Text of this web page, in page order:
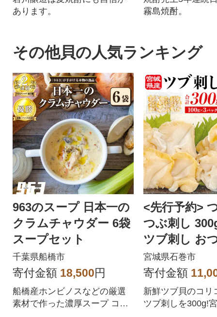
あります。
霧島焼酎。
その他貝の人気ランキング
963のスープ 日本一の
クラムチャウダー 6袋
スープセット
千葉県船橋市
寄付金額 18,500円
船橋産ホンビノスなどの厳選
素材で作った濃厚スープ コク
<先行予約>
つぶ刺し
ツブ刺し お
単調理 小分
宮城県石巻市
寄付金額
新鮮ツブ貝のコリ
ツブ刺しを300g!